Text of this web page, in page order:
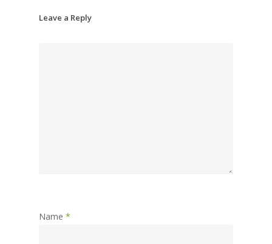
Leave a Reply
Name *